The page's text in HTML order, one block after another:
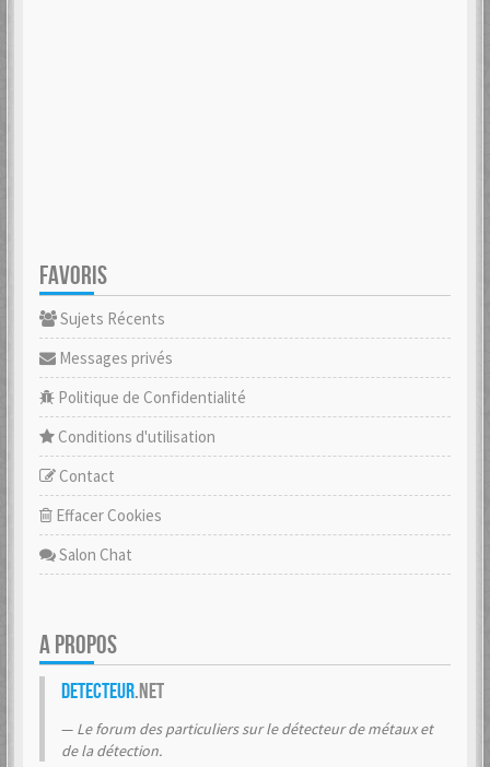
FAVORIS
Sujets Récents
Messages privés
Politique de Confidentialité
Conditions d'utilisation
Contact
Effacer Cookies
Salon Chat
A PROPOS
Detecteur.net
Le forum des particuliers sur le détecteur de métaux et
de la détection.